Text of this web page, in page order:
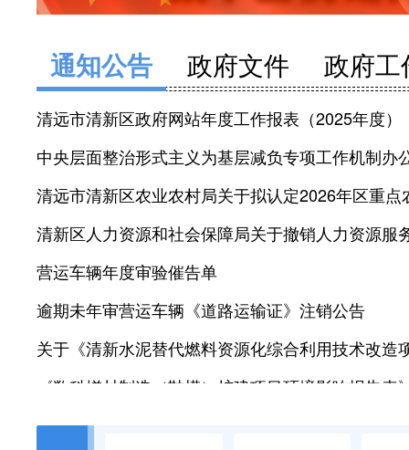
通知公告 政府文件 政府
清远市清新区政府网站年度工作报表（2025年度）
清新区人力资源和社会保障局关于撤销人力资源服
营运车辆年度审验催告单
逾期未年审营运车辆《道路运输证》注销公告
《数科增材制造（鞋模）扩建项目环境影响报告表